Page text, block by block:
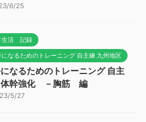
6/25
生活 記録
になるためのトレーニング 自主練 九州地区
なるためのトレーニング 自主
幹強化 －胸筋 編
5/27